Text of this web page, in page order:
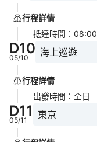
行程詳情
抵達時間 ： 08:00
D10
05/10 海上巡遊
行程詳情
出發時間 ： 全日
D11
05/11 東京